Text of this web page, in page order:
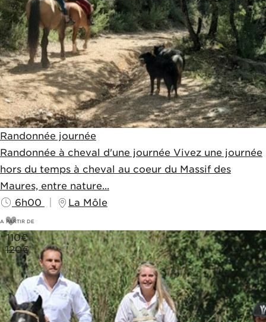
Randonnée journée
Randonnée à cheval d'une journée Vivez une journée
hors du temps à cheval au coeur du Massif des
Maures, entre nature...
6h00
La Môle
A PARTIR DE
110€
120€